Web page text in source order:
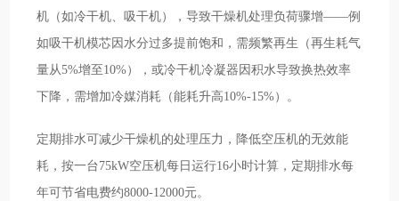
机（如冷干机、吸干机），导致干燥机处理负荷骤增——例
如吸干机模芯因水分过多提前饱和，需频繁再生（再生耗气
量从5%增至10%），或冷干机冷凝器因积水导致换热效率
下降，需增加冷媒消耗（能耗升高10%-15%）。
定期排水可减少干燥机的处理压力，降低空压机的无效能
耗，按一台75kW空压机每日运行16小时计算，定期排水每
年可节省电费约8000-12000元。